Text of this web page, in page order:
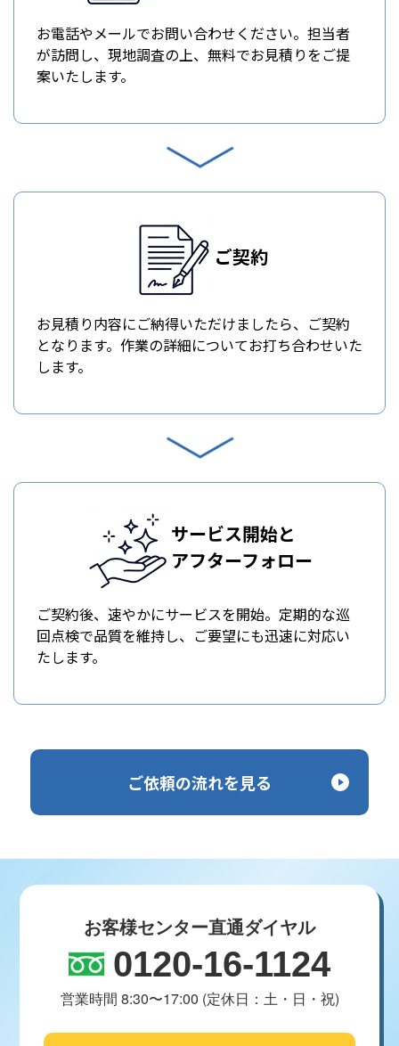
お電話やメールでお問い合わせください。担当者
が訪問し、現地調査の上、無料でお見積りをご提
案いたします。
ご契約
お見積り内容にご納得いただけましたら、ご契約
となります。作業の詳細についてお打ち合わせいた
します。
サービス開始と
アフターフォロー
ご契約後、速やかにサービスを開始。定期的な巡
回点検で品質を維持し、ご要望にも迅速に対応い
たします。
ご依頼の流れを見る
お客様センター直通ダイヤル
0120-16-1124
営業時間 8:30〜17:00 (定休日：土・日・祝)